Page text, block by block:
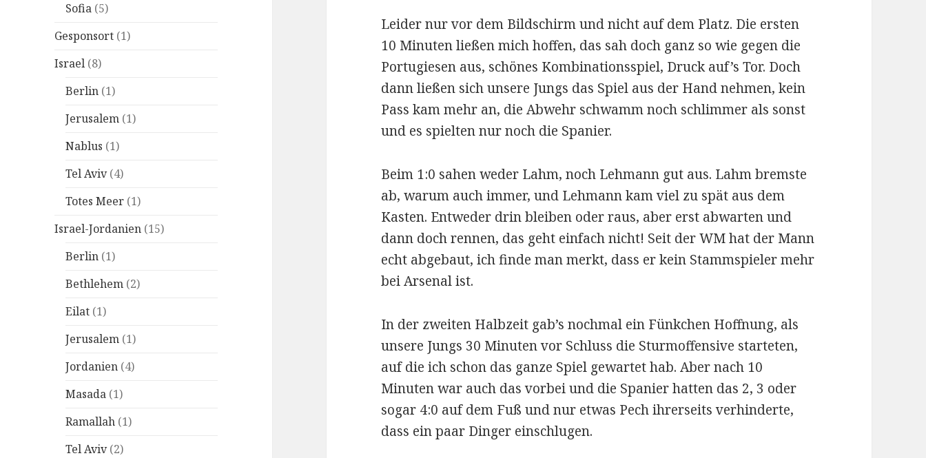
Sofia (5)
Gesponsort (1)
Israel (8)
Berlin (1)
Jerusalem (1)
Nablus (1)
Tel Aviv(4)
Totes Meer (1)
Israel-Jordanien (15)
Berlin (1)
Bethlehem (2)
Eilat (1)
Jerusalem (1)
Jordanien (4)
Masada (1)
Ramallah (1)
Tel Aviv(2)
Leider nur vor dem Bildschirm und nicht auf dem Platz. Die ersten
10 Minuten ließen mich hoffen, das sah doch ganz so wie gegen die
Portugiesen aus, schönes Kombinationsspiel, Druck auf’s Tor. Doch
dann ließen sich unsere Jungs das Spiel aus der Hand nehmen, kein
Pass kam mehr an, die Abwehr schwamm noch schlimmer als sonst
und es spielten nur noch die Spanier.
Beim 1:0 sahen weder Lahm, noch Lehmann gut aus. Lahm bremste
ab, warum auch immer, und Lehmann kam viel zu spät aus dem
Kasten. Entweder drin bleiben oder raus, aber erst abwarten und
dann doch rennen, das geht einfach nicht! Seit der WM hat der Mann
echt abgebaut, ich finde man merkt, dass er kein Stammspieler mehr
bei Arsenal ist.
In der zweiten Halbzeit gab’s nochmal ein Fünkchen Hoffnung, als
unsere Jungs 30 Minuten vor Schluss die Sturmoffensive starteten,
auf die ich schon das ganze Spiel gewartet hab. Aber nach 10
Minuten war auch das vorbei und die Spanier hatten das 2, 3 oder
sogar 4:0 auf dem Fuß und nur etwas Pech ihrerseits verhinderte,
dass ein paar Dinger einschlugen.